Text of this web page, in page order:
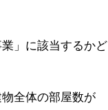
」に該当するかど
全体の部屋数が